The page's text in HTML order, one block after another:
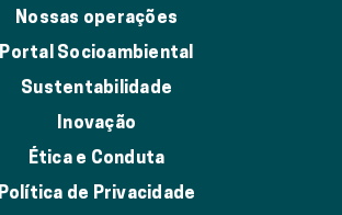
Nossas operações
Portal Socioambiental
Sustentabilidade
Inovação
Ética e Conduta
Política de Privacidade